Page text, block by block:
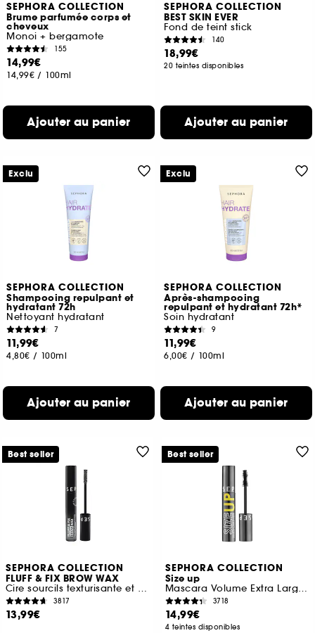
SEPHORA COLLECTION
Brume parfumée corps et
cheveux
Monoi + bergamote
155
14,99€
14,99€ / 100ml
Ajouter au panier
SEPHORA COLLECTION
BEST SKIN EVER
Fond de teint stick
140
18,99€
20 teintes disponibles
Ajouter au panier
SEPHORA COLLECTION
Shampooing repulpant et
hydratant 72h
Nettoyant hydratant
7
11,99€
4,80€ / 100ml
Ajouter au panier
Exclu
SEPHORA COLLECTION
Après-shampooing
repulpant et hydratant 72h*
Soin hydratant
9
11,99€
6,00€ / 100ml
Ajouter au panier
Exclu
SEPHORA COLLECTION
FLUFF & FIX BROW WAX
Cire sourcils texturisante et fixante
3817
13,99€
Best seller
SEPHORA COLLECTION
Size up
Mascara Volume Extra Large Immédiat
3718
14,99€
4 teintes disponibles
Best seller